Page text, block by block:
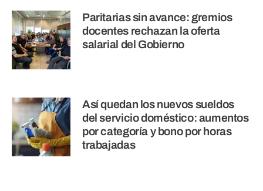
Paritarias sin avance: gremios
docentes rechazan la oferta
salarial del Gobierno
Así quedan los nuevos sueldos
del servicio doméstico: aumentos
por categoría y bono por horas
trabajadas